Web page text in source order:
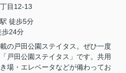
目12-13
駅 徒歩5分
歩24分
の戸田公園ステイタス。ぜひ一度
戸田公園ステイタス」です。共用
場・エレベータなどが備わってお